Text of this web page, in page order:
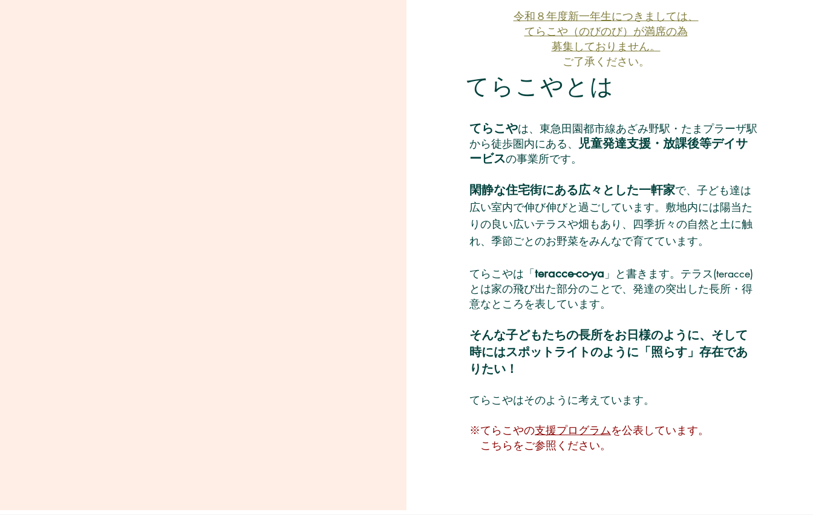
令和８年度新一年生につきましては、
てらこや（のびのび）が満席の為
募集しておりません。
ご了承ください。
てらこやとは
てらこやは、東急田園都市線あざみ野駅・たまプラーザ駅
から徒歩圏内にある、 児童発達支援・放課後等デイサ
ービスの事業所です。
閑静な住宅街にある広々とした一軒家で、子ども達は
広い室内で伸び伸びと過ごしています。敷地内には陽当た
りの良い広いテラスや畑もあり、四季折々の自然と土に触
れ、季節ごとのお野菜をみんなで育てています。
てらこやは「teracce-co-ya 」と書きます。テラス(teracce)
とは家の飛び出た部分のことで、発達の突出した長所・得
意なところを表しています。
そんな子どもたちの長所をお日様のように、そして
時にはスポットライトのように「照らす」存在であ
りたい！
てらこやはそのように考えています。
※​てらこやの支援プログラムを公表しています。
こちらをご参照ください。